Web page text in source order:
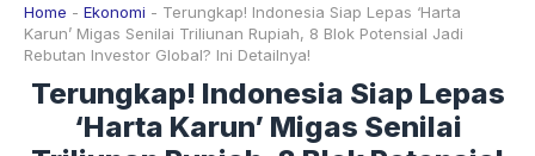
Home - Ekonomi - Terungkap! Indonesia Siap Lepas ‘Harta
Karun’ Migas Senilai Triliunan Rupiah, 8 Blok Potensial Jadi
Rebutan Investor Global? Ini Detailnya!
Terungkap! Indonesia Siap Lepas
‘Harta Karun’ Migas Senilai